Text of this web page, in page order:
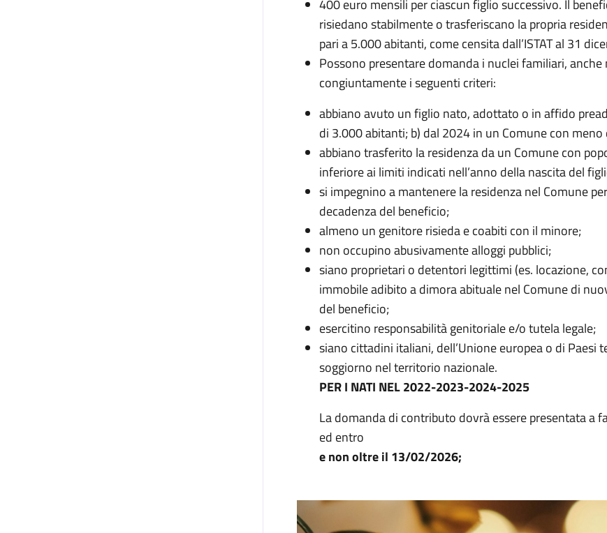
400 euro mensili per ciascun figlio successivo. Il
risiedano stabilmente o trasferiscano la propria
pari a 5.000 abitanti, come censita dall’ISTAT al 31
Possono presentare domanda i nuclei familiari,
congiuntamente i seguenti criteri:
abbiano avuto un figlio nato, adottato o in affido
di 3.000 abitanti; b) dal 2024 in un Comune con
abbiano trasferito la residenza da un Comune con
inferiore ai limiti indicati nell’anno della nascita del
si impegnino a mantenere la residenza nel Comune
decadenza del beneficio;
almeno un genitore risieda e coabiti con il minore;
non occupino abusivamente alloggi pubblici;
siano proprietari o detentori legittimi (es. locazione,
immobile adibito a dimora abituale nel Comune di
del beneficio;
esercitino responsabilità genitoriale e/o tutela legale;
siano cittadini italiani, dell’Unione europea o di Paesi
soggiorno nel territorio nazionale.
PER I NATI NEL 2022-2023-2024-2025
La domanda di contributo dovrà essere presentata a
ed entro
e non oltre il 13/02/2026;